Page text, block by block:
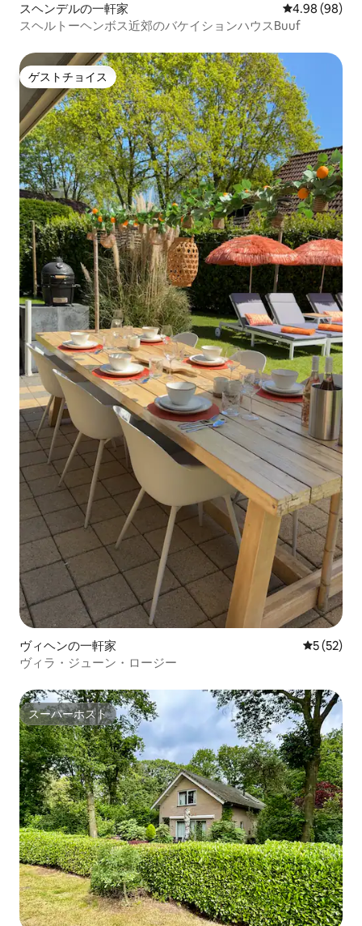
スヘンデルの一軒家 レビュー98件
4.98 (98)
スヘルトーヘンボス近郊のバケイションハウスBuuf
ゲストチョイス
ゲストチョイス
ヴィヘンの一軒家 レビュー
5 (52)
ヴィラ・ジューン・ロージー
スーパーホスト
スーパーホスト